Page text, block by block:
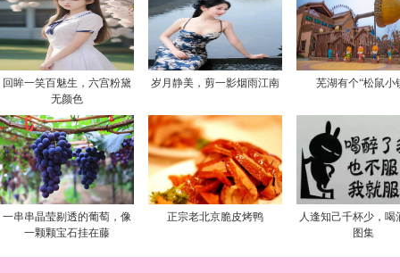
回眸一笑百魅生，六宫粉黛
无颜色
岁月静美，剪一影烟雨江南 芜湖有个“松鼠小
一串串晶莹剔透的葡萄，像
一颗颗宝石挂在藤
正宗老北京脆皮烤鸭
人逢知己千杯少，喝
图集